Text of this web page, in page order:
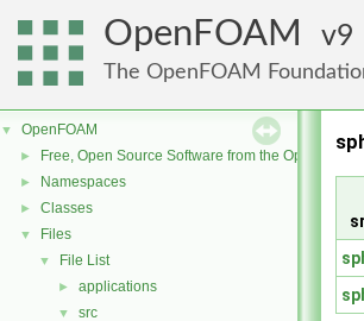
OpenFOAM 9
The OpenFOAM
▼ OpenFOAM
► Free, Open Source Software from the OpenFOAM
► Namespaces
► Classes
▼ Files
▼ File List
► applications
▼ src